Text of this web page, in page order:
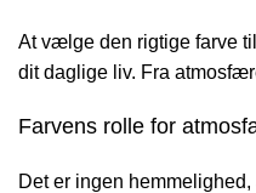
At vælge den rigtige farve
dit daglige liv. Fra
Farvens rolle for
Det er ingen